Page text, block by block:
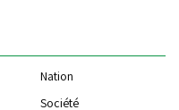
Nation
Société